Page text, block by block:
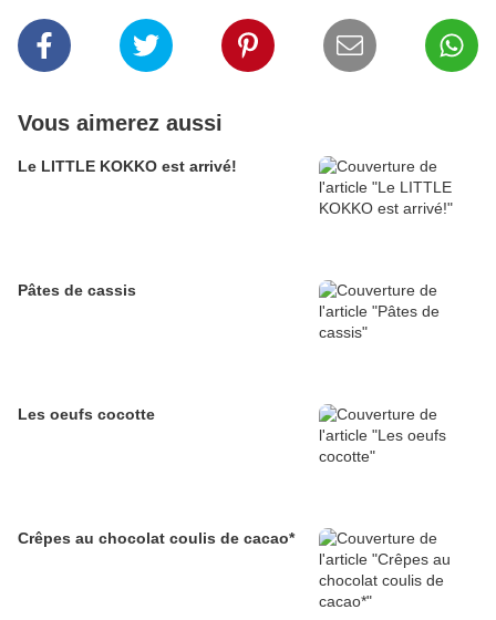
Vous aimerez aussi
Le LITTLE KOKKO est arrivé!
Pâtes de cassis
Les oeufs cocotte
Crêpes au chocolat coulis de cacao*